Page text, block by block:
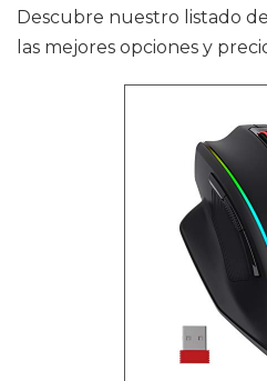
Descubre nuestro listado
las mejores opciones y